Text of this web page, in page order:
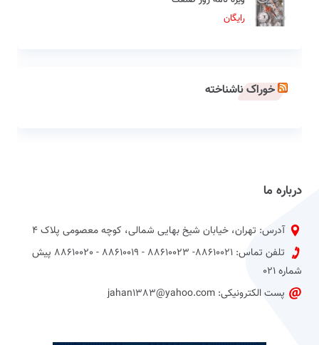
رایگان
خوراک ناشناخته
درباره ما
آدرس: تهران، خیابان شیخ بهایی شمالی، کوچه معصومی پلاک 4
تلفن تماس: 88610021- 88610023 - 88610019 - 88610020 پیش
شماره 021
پست الکترونیکی: jahan1383@yahoo.com